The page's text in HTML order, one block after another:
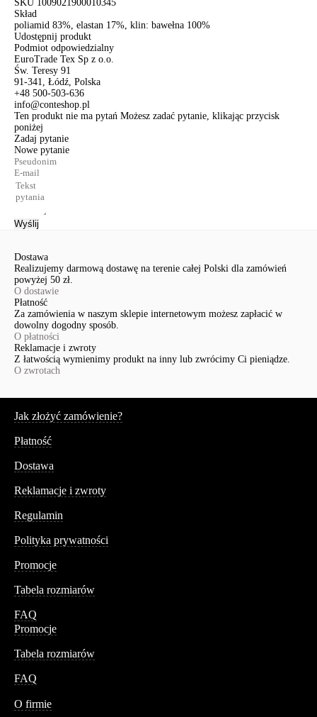
SKU 1009021900010345
Skład
poliamid 83%, elastan 17%, klin: bawełna 100%
Udostępnij produkt
Podmiot odpowiedzialny
EuroTrade Tex Sp z o.o.
Św. Teresy 91
91-341, Łódź, Polska
+48 500-503-636
info@conteshop.pl
Ten produkt nie ma pytań Możesz zadać pytanie, klikając przycisk
poniżej
Zadaj pytanie
Nowe pytanie
Wyślij
Dostawa
Realizujemy darmową dostawę na terenie całej Polski dla zamówień
powyżej 50 zł.
O dostawie
Płatność
Za zamówienia w naszym sklepie internetowym możesz zapłacić w
dowolny dogodny sposób.
O płatności
Reklamacje i zwroty
Z łatwością wymienimy produkt na inny lub zwrócimy Ci pieniądze.
O zwrotach
Jak złożyć zamówienie?
Płatność
Dostawa
Reklamacje i zwroty
Regulamin
Polityka prywatności
Promocje
Tabela rozmiarów
FAQ
Promocje
Tabela rozmiarów
FAQ
O firmie